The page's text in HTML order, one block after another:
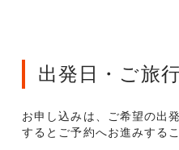
出発日・ご旅
お申し込みは、ご希望の出
するとご予約へお進みする